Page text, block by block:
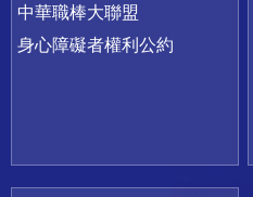
中華職棒大聯盟
身心障礙者權利公約